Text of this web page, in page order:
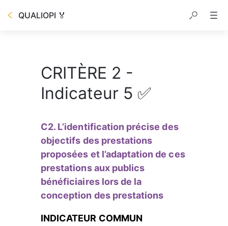
QUALIOPI 🏅
CRITÈRE 2 -
Indicateur 5 ✅
C2. L’identification précise des
objectifs des prestations
proposées et l’adaptation de ces
prestations aux publics
bénéficiaires lors de la
conception des prestations
INDICATEUR COMMUN